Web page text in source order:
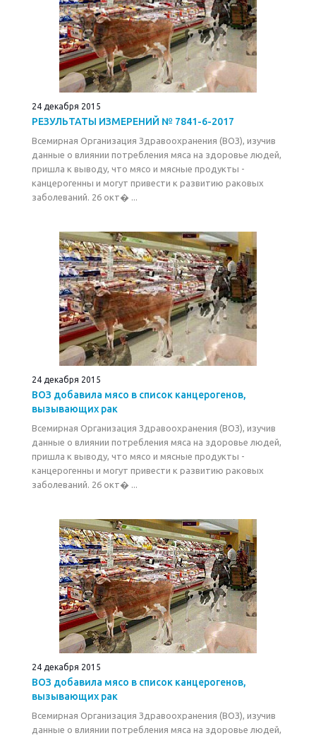
24 декабря 2015
РЕЗУЛЬТАТЫ ИЗМЕРЕНИЙ № 7841-6-2017
Всемирная Организация Здравоохранения (ВОЗ), изучив
данные о влиянии потребления мяса на здоровье людей,
пришла к выводу, что мясо и мясные продукты -
канцерогенны и могут привести к развитию раковых
заболеваний. 26 окт� ...
24 декабря 2015
ВОЗ добавила мясо в список канцерогенов,
вызывающих рак
Всемирная Организация Здравоохранения (ВОЗ), изучив
данные о влиянии потребления мяса на здоровье людей,
пришла к выводу, что мясо и мясные продукты -
канцерогенны и могут привести к развитию раковых
заболеваний. 26 окт� ...
24 декабря 2015
ВОЗ добавила мясо в список канцерогенов,
вызывающих рак
Всемирная Организация Здравоохранения (ВОЗ), изучив
данные о влиянии потребления мяса на здоровье людей,